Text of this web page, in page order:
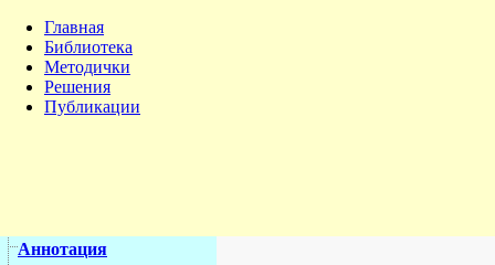
Главная
Библиотека
Методички
Решения
Публикации
Аннотация